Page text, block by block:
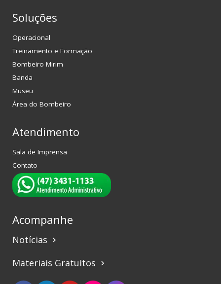
Soluções
Operacional
Treinamento e Formação
Bombeiro Mirim
Banda
Museu
Área do Bombeiro
Atendimento
Sala de Imprensa
Contato
Acompanhe
Notícias keyboard_arrow_right
Materiais Gratuitos keyboard_arrow_right